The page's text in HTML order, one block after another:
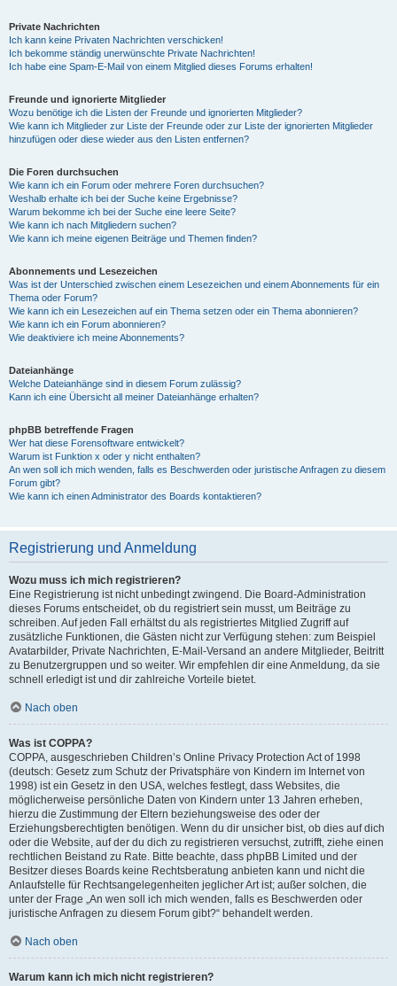
Private Nachrichten
Ich kann keine Privaten Nachrichten verschicken!
Ich bekomme ständig unerwünschte Private Nachrichten!
Ich habe eine Spam-E-Mail von einem Mitglied dieses Forums erhalten!
Freunde und ignorierte Mitglieder
Wozu benötige ich die Listen der Freunde und ignorierten Mitglieder?
Wie kann ich Mitglieder zur Liste der Freunde oder zur Liste der ignorierten Mitglieder
hinzufügen oder diese wieder aus den Listen entfernen?
Die Foren durchsuchen
Wie kann ich ein Forum oder mehrere Foren durchsuchen?
Weshalb erhalte ich bei der Suche keine Ergebnisse?
Warum bekomme ich bei der Suche eine leere Seite?
Wie kann ich nach Mitgliedern suchen?
Wie kann ich meine eigenen Beiträge und Themen finden?
Abonnements und Lesezeichen
Was ist der Unterschied zwischen einem Lesezeichen und einem Abonnements für ein
Thema oder Forum?
Wie kann ich ein Lesezeichen auf ein Thema setzen oder ein Thema abonnieren?
Wie kann ich ein Forum abonnieren?
Wie deaktiviere ich meine Abonnements?
Dateianhänge
Welche Dateianhänge sind in diesem Forum zulässig?
Kann ich eine Übersicht all meiner Dateianhänge erhalten?
phpBB betreffende Fragen
Wer hat diese Forensoftware entwickelt?
Warum ist Funktion x oder y nicht enthalten?
An wen soll ich mich wenden, falls es Beschwerden oder juristische Anfragen zu diesem
Forum gibt?
Wie kann ich einen Administrator des Boards kontaktieren?
Registrierung und Anmeldung
Wozu muss ich mich registrieren?
Eine Registrierung ist nicht unbedingt zwingend. Die Board-Administration
dieses Forums entscheidet, ob du registriert sein musst, um Beiträge zu
schreiben. Auf jeden Fall erhältst du als registriertes Mitglied Zugriff auf
zusätzliche Funktionen, die Gästen nicht zur Verfügung stehen: zum Beispiel
Avatarbilder, Private Nachrichten, E-Mail-Versand an andere Mitglieder, Beitritt
zu Benutzergruppen und so weiter. Wir empfehlen dir eine Anmeldung, da sie
schnell erledigt ist und dir zahlreiche Vorteile bietet.
Nach oben
Was ist COPPA?
COPPA, ausgeschrieben Children’s Online Privacy Protection Act of 1998
(deutsch: Gesetz zum Schutz der Privatsphäre von Kindern im Internet von
1998) ist ein Gesetz in den USA, welches festlegt, dass Websites, die
möglicherweise persönliche Daten von Kindern unter 13 Jahren erheben,
hierzu die Zustimmung der Eltern beziehungsweise des oder der
Erziehungsberechtigten benötigen. Wenn du dir unsicher bist, ob dies auf dich
oder die Website, auf der du dich zu registrieren versuchst, zutrifft, ziehe einen
rechtlichen Beistand zu Rate. Bitte beachte, dass phpBB Limited und der
Besitzer dieses Boards keine Rechtsberatung anbieten kann und nicht die
Anlaufstelle für Rechtsangelegenheiten jeglicher Art ist; außer solchen, die
unter der Frage „An wen soll ich mich wenden, falls es Beschwerden oder
juristische Anfragen zu diesem Forum gibt?“ behandelt werden.
Nach oben
Warum kann ich mich nicht registrieren?